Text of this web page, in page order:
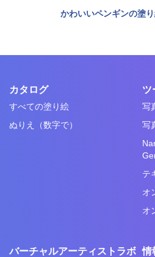
かわいいペンギンの塗
カタログ
すべての塗り絵
ぬりえ（数字で）
ツ
写
写
テ
オ
オ
バーチャルアーティストラボ 情